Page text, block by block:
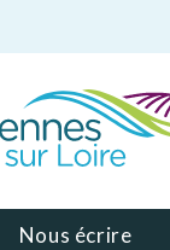
Nous écrire